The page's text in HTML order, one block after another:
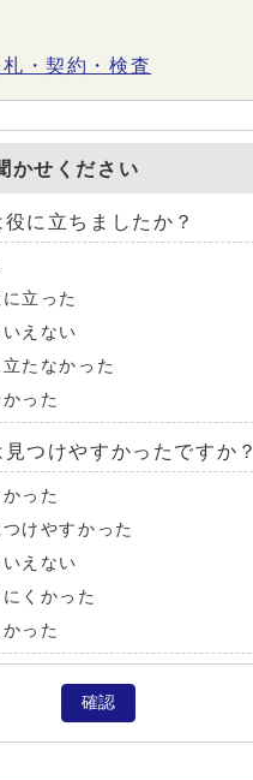
・契約・検査
かせください
に立ちましたか？
立った
えない
たなかった
った
つけやすかったですか？
った
けやすかった
えない
くかった
った
確認